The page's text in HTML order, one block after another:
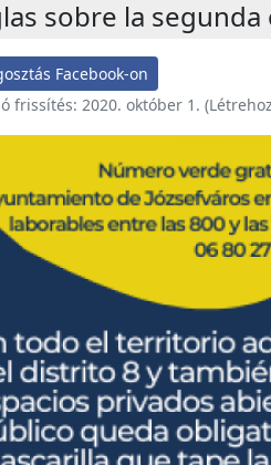
sobre la
Facebook-on
frissítés: 2020. október 1.